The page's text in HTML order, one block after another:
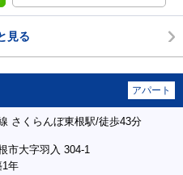
見る
アパート
さくらんぼ東根駅/徒歩43分
市大字羽入 304-1
年